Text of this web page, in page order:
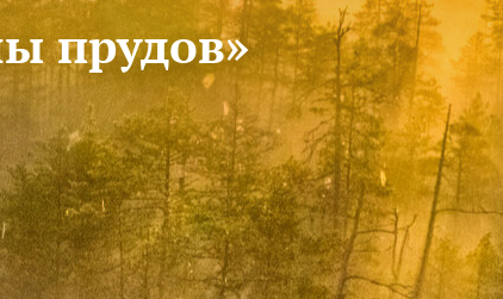
прудов»